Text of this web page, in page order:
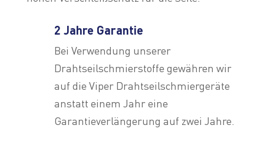
2 Jahre Garantie
Bei Verwendung unserer
Drahtseilschmierstoffe gewähren wir
auf die Viper Drahtseilschmiergeräte
anstatt einem Jahr eine
Garantieverlängerung auf zwei Jahre.